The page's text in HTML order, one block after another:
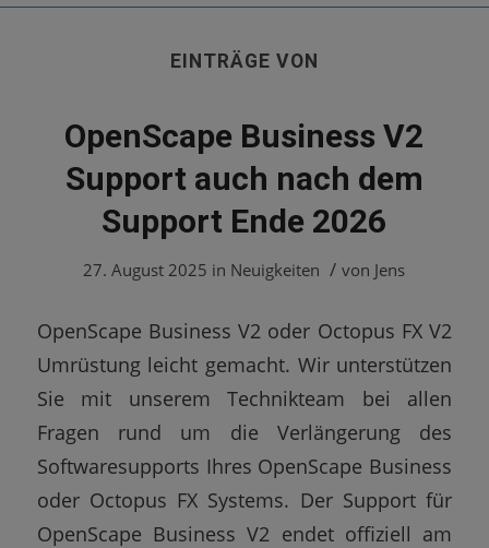
EINTRÄGE VON
OpenScape Business V2
Support auch nach dem
Support Ende 2026
27. August 2025 in Neuigkeiten / von Jens
OpenScape Business V2 oder Octopus FX V2
Umrüstung leicht gemacht. Wir unterstützen
Sie mit unserem Technikteam bei allen
Fragen rund um die Verlängerung des
Softwaresupports Ihres OpenScape Business
oder Octopus FX Systems. Der Support für
OpenScape Business V2 endet offiziell am